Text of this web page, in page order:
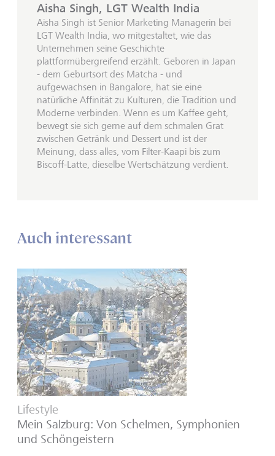
Aisha Singh, LGT Wealth India
Aisha Singh ist Senior Marketing Managerin bei
LGT Wealth India, wo mitgestaltet, wie das
Unternehmen seine Geschichte
plattformübergreifend erzählt. Geboren in Japan
- dem Geburtsort des Matcha - und
aufgewachsen in Bangalore, hat sie eine
natürliche Affinität zu Kulturen, die Tradition und
Moderne verbinden. Wenn es um Kaffee geht,
bewegt sie sich gerne auf dem schmalen Grat
zwischen Getränk und Dessert und ist der
Meinung, dass alles, vom Filter-Kaapi bis zum
Biscoff-Latte, dieselbe Wertschätzung verdient.
Auch interessant
Lifestyle
Mein Salzburg: Von Schelmen, Symphonien
und Schöngeistern